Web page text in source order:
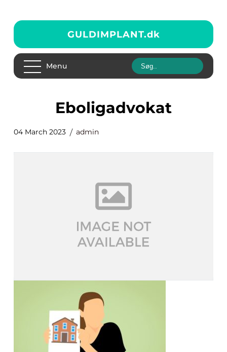
GULDIMPLANT.dk
Menu
eboligadvokat
04 March 2023 admin